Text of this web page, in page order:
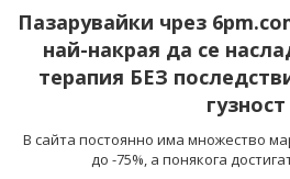
Пазарувайки чрез
най-накрая да се
терапия БЕЗ
гузност
В сайта постоянно има множество
до -75%, а понякога